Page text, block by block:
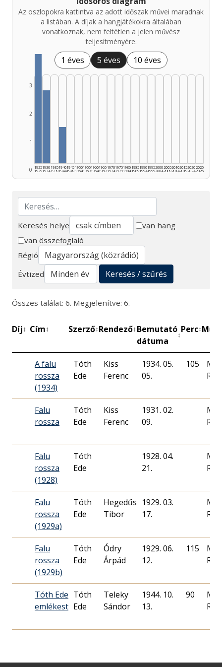
Az oszlopokra kattintva az adott időszak művei maradnak
a listában. A díjak a hangjátékokra általában
vonatkoznak, nem feltétlen a jelen művész
teljesítményére.
1 éves 5 éves 10 éves
0
1
2
3
1925
1929
1930
1934
1935
1939
1940
1944
1945
1949
1950
1954
1955
1959
1960
1964
1965
1969
1970
1974
1975
1979
1980
1984
1985
1989
1990
1994
1995
1999
2000
2004
2005
2009
2010
2014
2015
2019
2020
2024
2025
2026
Keresés
Keresés helye
van hang
van összefoglaló
Régió
Évtized
Keresés / szűrés
Összes találat: 6. Megjelenítve: 6.
Díj↕ Cím↕ Szerző↕Rendező↕ Bemutató
dátuma
↕
Perc↕
A falu
rossza
(1934)
Tóth
Ede
Kiss
Ferenc
1934. 05.
05.
105
Falu
rossza
Tóth
Ede
Kiss
Ferenc
1931. 02.
09.
Falu
rossza
(1928)
Tóth
Ede
1928. 04.
21.
Falu
rossza
(1929a)
Tóth
Ede
Hegedűs
Tibor
1929. 03.
17.
Falu
rossza
(1929b)
Tóth
Ede
Ódry
Árpád
1929. 06.
12.
115
Tóth Ede
emlékest
Tóth
Ede
Teleky
Sándor
1944. 10.
13.
90